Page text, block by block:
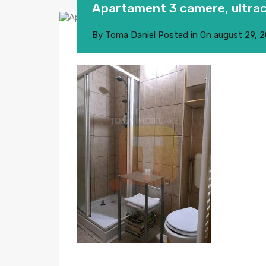
Apartament 3 camere,
By Toma Daniel Posted in On august 29,